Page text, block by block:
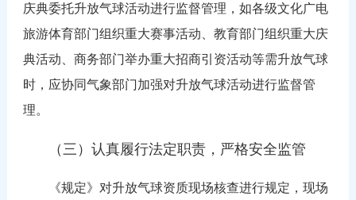
庆典委托升放气球活动进行监督管理，如各级文化广电
旅游体育部门组织重大赛事活动、教育部门组织重大庆
典活动、商务部门举办重大招商引资活动等需升放气球
时，应协同气象部门加强对升放气球活动进行监督管
理。
（三）认真履行法定职责，严格安全监管
《规定》对升放气球资质现场核查进行规定，现场